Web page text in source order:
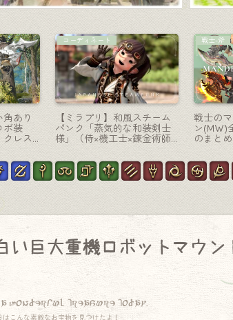
のAF4
森の
戦士-斧
妖精王の斧・極ティターニ
ア討滅戦『ティターニアア
クス』
機工士-銃
青いオ
士銃『
マスケト
い巨大重機ロボットマウン
wonderful treasure today.
はこんな素敵なお宝物を見つけたよ！